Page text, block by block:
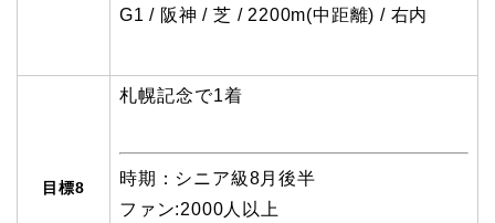
G1 / 阪神 / 芝 / 2200m(中距離) / 右内
目標8
札幌記念で1着
時期：シニア級8月後半
ファン:2000人以上